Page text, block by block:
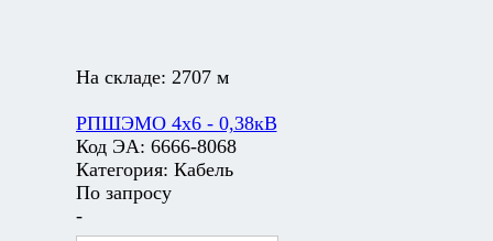
На складе: 2707 м
РПШЭМО 4х6 - 0,38кВ
Код ЭА: 6666-8068
Категория: Кабель
По запросу
-